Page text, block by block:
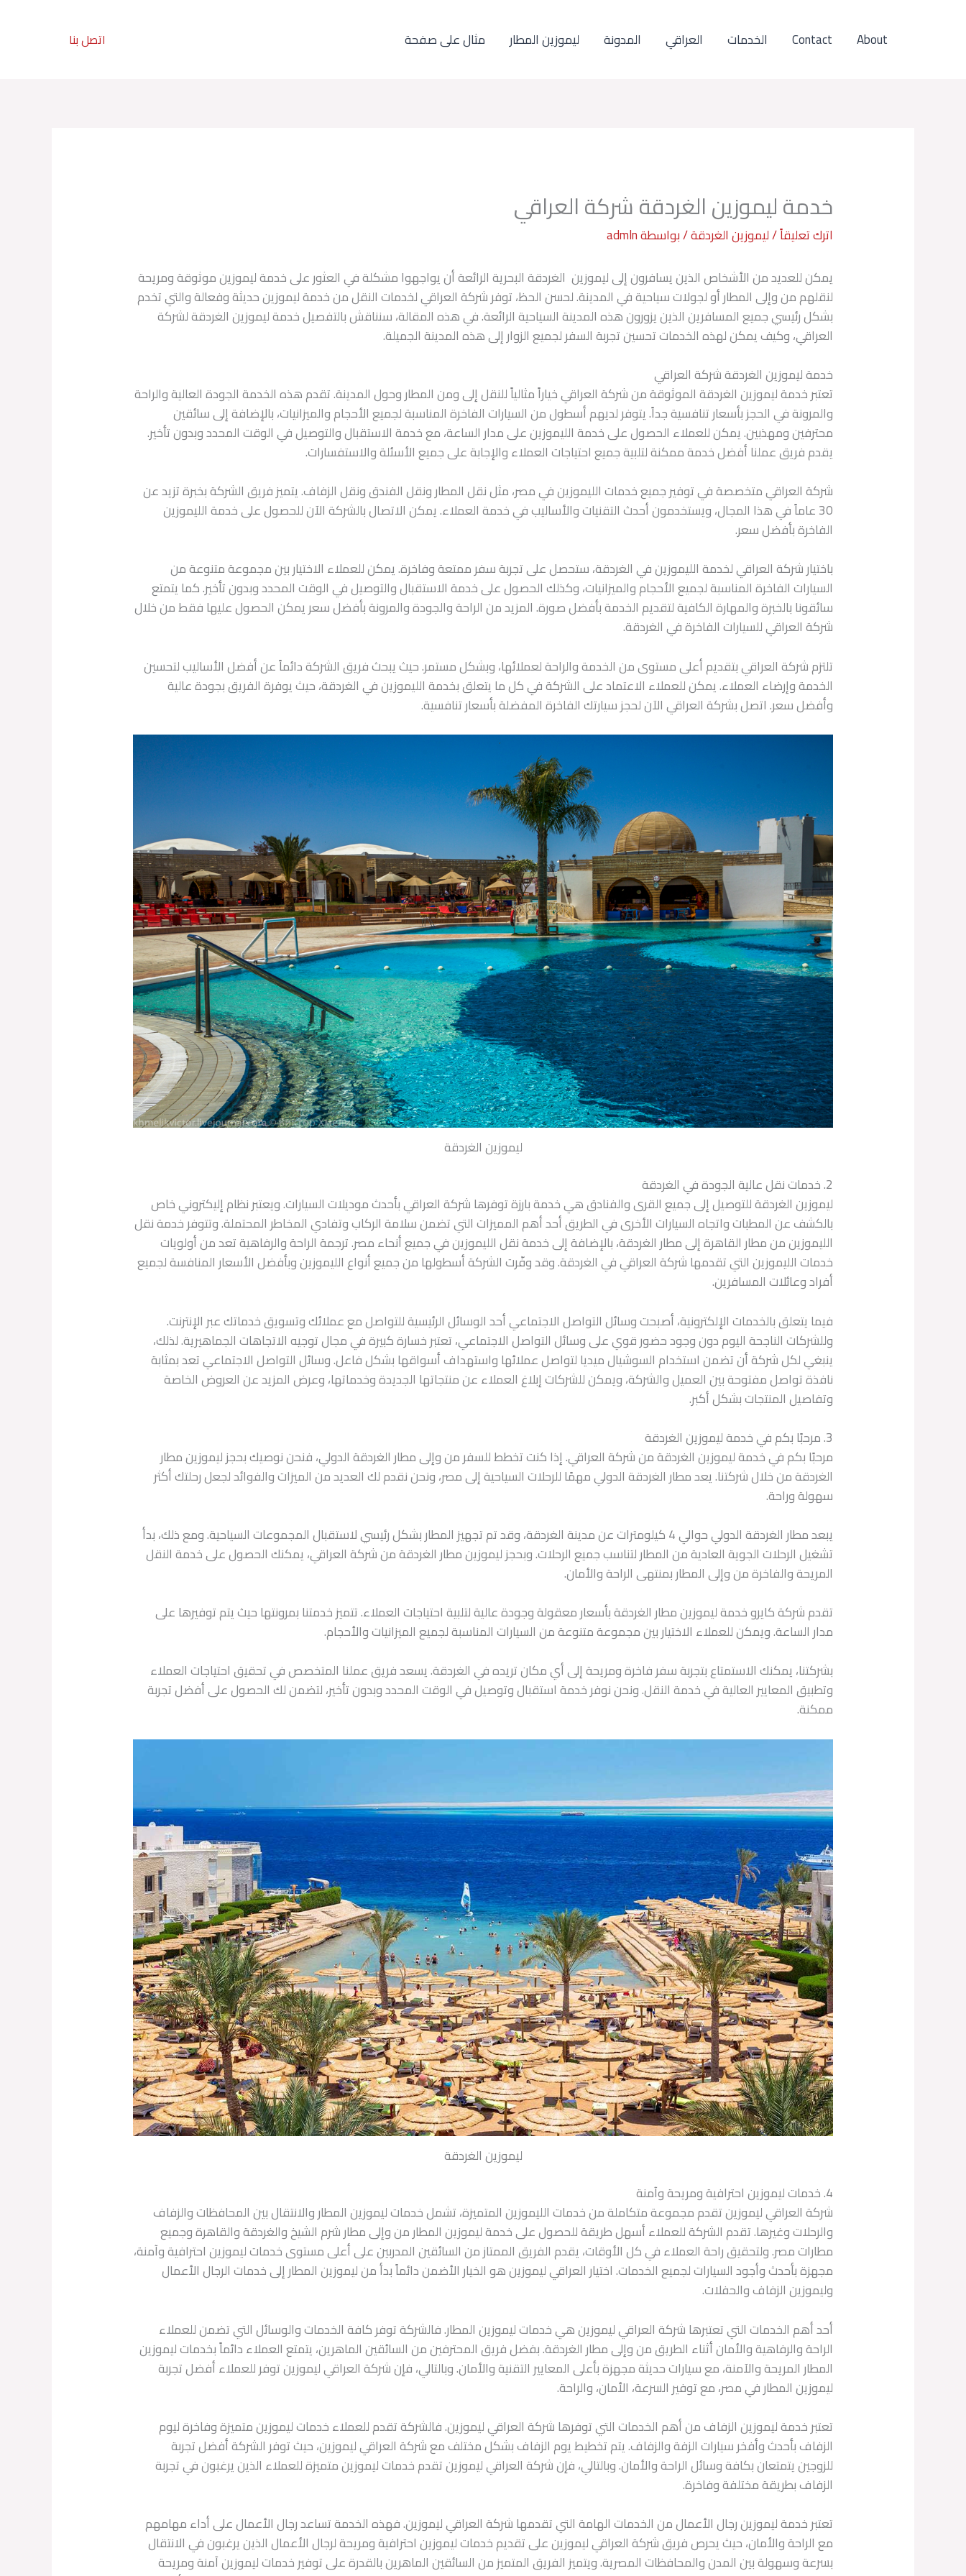
About
Contact الخدمات العراقي المدونة ليموزين المطار مثال على صفحة اتصل بنا
خدمة ليموزين الغردقة شركة العراقي
اترك تعليقاً/ليموزين الغردقة/ بواسطةadmln
يمكن للعديد من الأشخاص الذين يسافرون إلى ليموزين الغردقة البحرية الرائعة أن يواجهوا مشكلة في العثور على خدمة ليموزين موثوقة ومريحة
لنقلهم من وإلى المطار أو لجولات سياحية في المدينة. لحسن الحظ، توفر شركة العراقي لخدمات النقل من خدمة ليموزين حديثة وفعالة والتي تخدم
بشكل رئيسي جميع المسافرين الذين يزورون هذه المدينة السياحية الرائعة. في هذه المقالة، سنناقش بالتفصيل خدمة ليموزين الغردقة لشركة
العراقي، وكيف يمكن لهذه الخدمات تحسين تجربة السفر لجميع الزوار إلى هذه المدينة الجميلة.
خدمة ليموزين الغردقة شركة العراقي
تعتبر خدمة ليموزين الغردقة الموثوقة من شركة العراقي خياراً مثالياً للنقل إلى ومن المطار وحول المدينة. تقدم هذه الخدمة الجودة العالية والراحة
والمرونة في الحجز بأسعار تنافسية جداً. يتوفر لديهم أسطول من السيارات الفاخرة المناسبة لجميع الأحجام والميزانيات، بالإضافة إلى سائقين
محترفين ومهذبين. يمكن للعملاء الحصول على خدمة الليموزين على مدار الساعة، مع خدمة الاستقبال والتوصيل في الوقت المحدد وبدون تأخير.
يقدم فريق عملنا أفضل خدمة ممكنة لتلبية جميع احتياجات العملاء والإجابة على جميع الأسئلة والاستفسارات.
شركة العراقي متخصصة في توفير جميع خدمات الليموزين في مصر، مثل نقل المطار ونقل الفندق ونقل الزفاف. يتميز فريق الشركة بخبرة تزيد عن
30 عاماً في هذا المجال، ويستخدمون أحدث التقنيات والأساليب في خدمة العملاء. يمكن الاتصال بالشركة الآن للحصول على خدمة الليموزين
الفاخرة بأفضل سعر.
باختيار شركة العراقي لخدمة الليموزين في الغردقة، ستحصل على تجربة سفر ممتعة وفاخرة. يمكن للعملاء الاختيار بين مجموعة متنوعة من
السيارات الفاخرة المناسبة لجميع الأحجام والميزانيات، وكذلك الحصول على خدمة الاستقبال والتوصيل في الوقت المحدد وبدون تأخير. كما يتمتع
سائقونا بالخبرة والمهارة الكافية لتقديم الخدمة بأفضل صورة. المزيد من الراحة والجودة والمرونة بأفضل سعر يمكن الحصول عليها فقط من خلال
شركة العراقي للسيارات الفاخرة في الغردقة.
تلتزم شركة العراقي بتقديم أعلى مستوى من الخدمة والراحة لعملائها، وبشكل مستمر. حيث يبحث فريق الشركة دائماً عن أفضل الأساليب لتحسين
الخدمة وإرضاء العملاء. يمكن للعملاء الاعتماد على الشركة في كل ما يتعلق بخدمة الليموزين في الغردقة، حيث يوفرة الفريق بجودة عالية
وأفضل سعر. اتصل بشركة العراقي الآن لحجز سيارتك الفاخرة المفضلة بأسعار تنافسية.
ليموزين الغردقة
2. خدمات نقل عالية الجودة في الغردقة
ليموزين الغردقة للتوصيل إلى جميع القرى والفنادق هي خدمة بارزة توفرها شركة العراقي بأحدث موديلات السيارات. ويعتبر نظام إليكتروني خاص
بالكشف عن المطبات واتجاه السيارات الأخرى في الطريق أحد أهم المميزات التي تضمن سلامة الركاب وتفادي المخاطر المحتملة. وتتوفر خدمة نقل
الليموزين من مطار القاهرة إلى مطار الغردقة، بالإضافة إلى خدمة نقل الليموزين في جميع أنحاء مصر. ترجمة الراحة والرفاهية تعد من أولويات
خدمات الليموزين التي تقدمها شركة العراقي في الغردقة. وقد وفّرت الشركة أسطولها من جميع أنواع الليموزين وبأفضل الأسعار المنافسة لجميع
أفراد وعائلات المسافرين.
فيما يتعلق بالخدمات الإلكترونية، أصبحت وسائل التواصل الاجتماعي أحد الوسائل الرئيسية للتواصل مع عملائك وتسويق خدماتك عبر الإنترنت.
وللشركات الناجحة اليوم دون وجود حضور قوي على وسائل التواصل الاجتماعي، تعتبر خسارة كبيرة في مجال توجيه الاتجاهات الجماهيرية. لذلك،
ينبغي لكل شركة أن تضمن استخدام السوشيال ميديا لتواصل عملائها واستهداف أسواقها بشكل فاعل. وسائل التواصل الاجتماعي تعد بمثابة
نافذة تواصل مفتوحة بين العميل والشركة، ويمكن للشركات إبلاغ العملاء عن منتجاتها الجديدة وخدماتها، وعرض المزيد عن العروض الخاصة
وتفاصيل المنتجات بشكل أكبر.
3. مرحبًا بكم في خدمة ليموزين الغردقة
مرحبًا بكم في خدمة ليموزين الغردقة من شركة العراقي. إذا كنت تخطط للسفر من وإلى مطار الغردقة الدولي، فنحن نوصيك بحجز ليموزين مطار
الغردقة من خلال شركتنا. يعد مطار الغردقة الدولي مهمًا للرحلات السياحية إلى مصر، ونحن نقدم لك العديد من الميزات والفوائد لجعل رحلتك أكثر
سهولة وراحة.
يبعد مطار الغردقة الدولي حوالي 4 كيلومترات عن مدينة الغردقة، وقد تم تجهيز المطار بشكل رئيسي لاستقبال المجموعات السياحية. ومع ذلك، بدأ
تشغيل الرحلات الجوية العادية من المطار لتناسب جميع الرحلات. وبحجز ليموزين مطار الغردقة من شركة العراقي، يمكنك الحصول على خدمة النقل
المريحة والفاخرة من وإلى المطار بمنتهى الراحة والأمان.
تقدم شركة كايرو خدمة ليموزين مطار الغردقة بأسعار معقولة وجودة عالية لتلبية احتياجات العملاء. تتميز خدمتنا بمرونتها حيث يتم توفيرها على
مدار الساعة. ويمكن للعملاء الاختيار بين مجموعة متنوعة من السيارات المناسبة لجميع الميزانيات والأحجام.
بشركتنا، يمكنك الاستمتاع بتجربة سفر فاخرة ومريحة إلى أي مكان تريده في الغردقة. يسعد فريق عملنا المتخصص في تحقيق احتياجات العملاء
وتطبيق المعايير العالية في خدمة النقل. ونحن نوفر خدمة استقبال وتوصيل في الوقت المحدد وبدون تأخير، لتضمن لك الحصول على أفضل تجربة
ممكنة.
ليموزين الغردقة
4. خدمات ليموزين احترافية ومريحة وآمنة
شركة العراقي ليموزين تقدم مجموعة متكاملة من خدمات الليموزين المتميزة، تشمل خدمات ليموزين المطار والانتقال بين المحافظات والزفاف
والرحلات وغيرها. تقدم الشركة للعملاء أسهل طريقة للحصول على خدمة ليموزين المطار من وإلى مطار شرم الشيخ والغردقة والقاهرة وجميع
مطارات مصر. ولتحقيق راحة العملاء في كل الأوقات، يقدم الفريق الممتاز من السائقين المدربين على أعلى مستوى خدمات ليموزين احترافية وآمنة،
مجهزة بأحدث وأجود السيارات لجميع الخدمات. اختيار العراقي ليموزين هو الخيار الأضمن دائماً بدأ من ليموزين المطار إلى خدمات الرجال الأعمال
وليموزين الزفاف والحفلات.
أحد أهم الخدمات التي تعتبرها شركة العراقي ليموزين هي خدمات ليموزين المطار. فالشركة توفر كافة الخدمات والوسائل التي تضمن للعملاء
الراحة والرفاهية والأمان أثناء الطريق من وإلى مطار الغردقة. بفضل فريق المحترفين من السائقين الماهرين، يتمتع العملاء دائماً بخدمات ليموزين
المطار المريحة والآمنة، مع سيارات حديثة مجهزة بأعلى المعايير التقنية والأمان. وبالتالي، فإن شركة العراقي ليموزين توفر للعملاء أفضل تجربة
ليموزين المطار في مصر، مع توفير السرعة، الأمان، والراحة.
تعتبر خدمة ليموزين الزفاف من أهم الخدمات التي توفرها شركة العراقي ليموزين. فالشركة تقدم للعملاء خدمات ليموزين متميزة وفاخرة ليوم
الزفاف بأحدث وأفخر سيارات الزفة والزفاف. يتم تخطيط يوم الزفاف بشكل مختلف مع شركة العراقي ليموزين، حيث توفر الشركة أفضل تجربة
للزوجين يتمتعان بكافة وسائل الراحة والأمان. وبالتالي، فإن شركة العراقي ليموزين تقدم خدمات ليموزين متميزة للعملاء الذين يرغبون في تجربة
الزفاف بطريقة مختلفة وفاخرة.
تعتبر خدمة ليموزين رجال الأعمال من الخدمات الهامة التي تقدمها شركة العراقي ليموزين. فهذه الخدمة تساعد رجال الأعمال على أداء مهامهم
مع الراحة والأمان، حيث يحرص فريق شركة العراقي ليموزين على تقديم خدمات ليموزين احترافية ومريحة لرجال الأعمال الذين يرغبون في الانتقال
بسرعة وسهولة بين المدن والمحافظات المصرية. ويتميز الفريق المتميز من السائقين الماهرين بالقدرة على توفير خدمات ليموزين آمنة ومريحة